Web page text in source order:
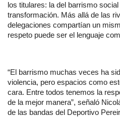
los titulares: la del barrismo
transformación. Más allá de las
delegaciones compartían un
respeto puede ser el lenguaje
“El barrismo muchas veces ha
violencia, pero espacios como
cara. Entre todos tenemos la
de la mejor manera”, señaló
de las bandas del Deportivo